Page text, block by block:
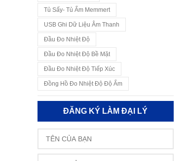
Tủ Sấy- Tủ Ấm Memmert
USB Ghi Dữ Liệu Âm Thanh
Đầu Đo Nhiệt Độ
Đầu Đo Nhiệt Độ Bề Mặt
Đầu Đo Nhiệt Độ Tiếp Xúc
Đồng Hồ Đo Nhiệt Độ Độ Ẩm
ĐĂNG KÝ LÀM ĐẠI LÝ